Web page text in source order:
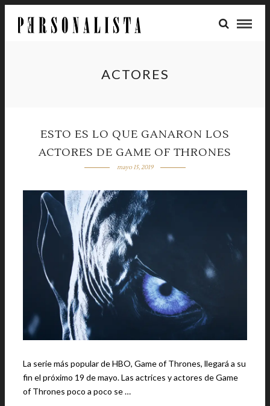
ACTORES
ESTO ES LO QUE GANARON LOS
ACTORES DE GAME OF THRONES
mayo 15, 2019
La serie más popular de HBO, Game of Thrones, llegará a su
fin el próximo 19 de mayo. Las actrices y actores de Game
of Thrones poco a poco se …